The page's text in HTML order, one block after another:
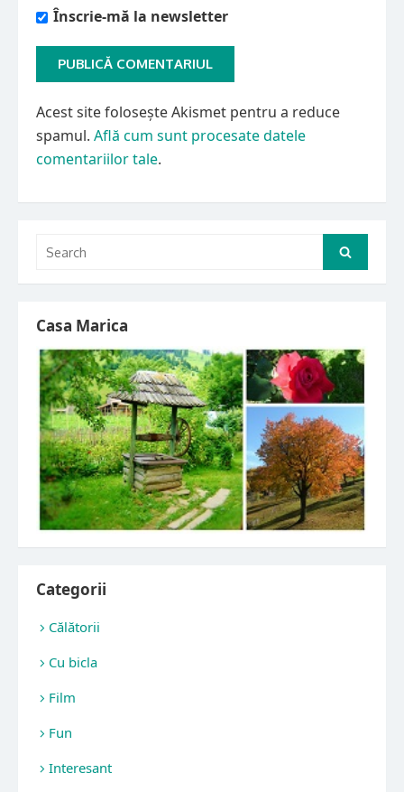
Înscrie-mă la newsletter
Acest site folosește Akismet pentru a reduce
spamul. Află cum sunt procesate datele
comentariilor tale.
Search
Search
Casa Marica
Categorii
Călătorii
Cu bicla
Film
Fun
Interesant